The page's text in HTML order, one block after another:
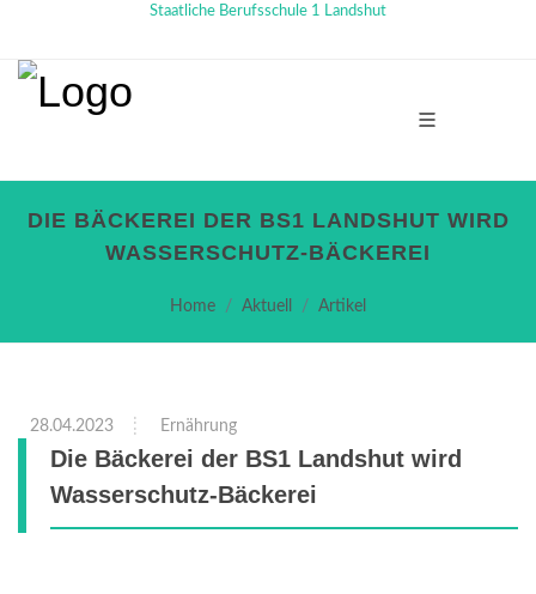
Staatliche Berufsschule 1 Landshut
DIE BÄCKEREI DER BS1 LANDSHUT WIRD
WASSERSCHUTZ-BÄCKEREI
Home Aktuell Artikel
28.04.2023 Ernährung
Die Bäckerei der BS1 Landshut wird
Wasserschutz-Bäckerei